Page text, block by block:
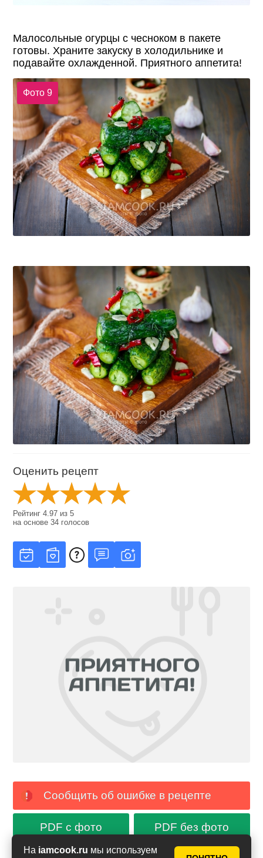
На iamcook.ru мы используем
Малосольные огурцы с чесноком в пакете
готовы. Храните закуску в холодильнике и
подавайте охлажденной. Приятного аппетита!
Фото 9
Оценить рецепт
Рейтинг4.97 из5
на основе34 голосов
Сообщить об ошибке в рецепте
PDF с фото PDF без фото